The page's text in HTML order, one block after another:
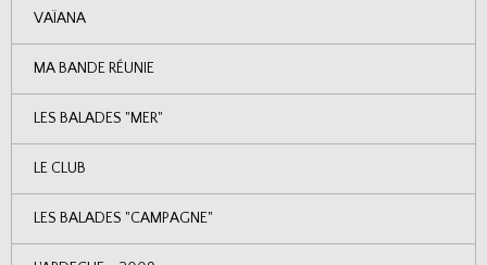
VAÏANA
MA BANDE RÉUNIE
LES BALADES "MER"
LE CLUB
LES BALADES "CAMPAGNE"